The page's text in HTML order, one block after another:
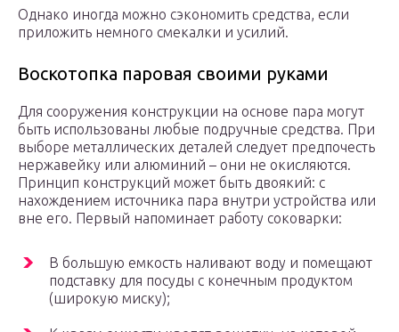
Однако иногда можно сэкономить средства, если
приложить немного смекалки и усилий.
Воскотопка паровая своими руками
Для сооружения конструкции на основе пара могут
быть использованы любые подручные средства. При
выборе металлических деталей следует предпочесть
нержавейку или алюминий – они не окисляются.
Принцип конструкций может быть двоякий: с
нахождением источника пара внутри устройства или
вне его. Первый напоминает работу соковарки:
В большую емкость наливают воду и помещают
подставку для посуды с конечным продуктом
(широкую миску);